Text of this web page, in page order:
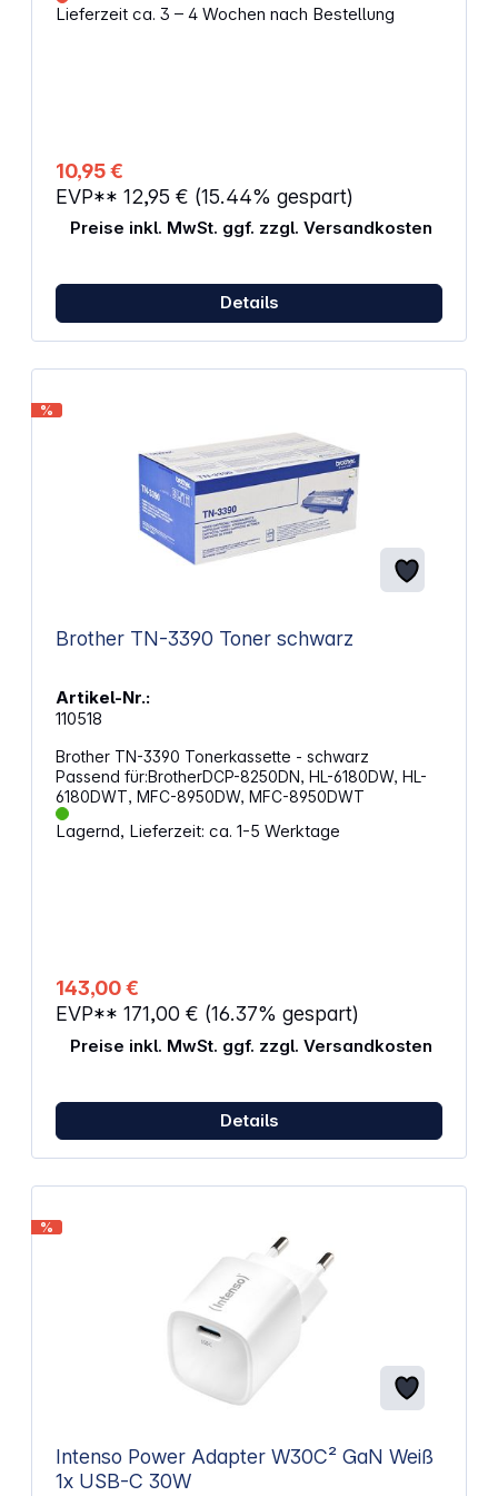
Rückseite aus Samt Versilbert anlaufgeschützt
Lieferzeit ca. 3 – 4 Wochen nach Bestellung
10,95 €
EVP** 12,95 € (15.44% gespart)
Preise inkl. MwSt. ggf. zzgl. Versandkosten
Details
%
Brother TN-3390 Toner schwarz
Artikel-Nr.:
110518
Brother TN-3390 Tonerkassette - schwarz
Passend für:BrotherDCP-8250DN, HL-6180DW, HL-
6180DWT, MFC-8950DW, MFC-8950DWT
Lagernd, Lieferzeit: ca. 1-5 Werktage
143,00 €
EVP** 171,00 € (16.37% gespart)
Preise inkl. MwSt. ggf. zzgl. Versandkosten
Details
%
Intenso Power Adapter W30C² GaN Weiß
1x USB-C 30W